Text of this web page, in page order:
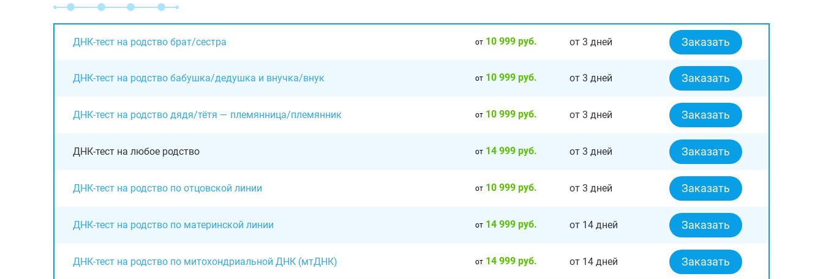
ДНК-тест на родство брат/сестра от10 999 руб. от 3 дней Заказать
ДНК-тест на родство бабушка/дедушка и внучка/внук от10 999 руб. от 3 дней Заказать
ДНК-тест на родство дядя/тётя — племянница/племянник от10 999 руб. от 3 дней Заказать
ДНК-тест на любое родство от14 999 руб. от 3 дней Заказать
ДНК-тест на родство по отцовской линии от10 999 руб. от 3 дней Заказать
ДНК-тест на родство по материнской линии от14 999 руб. от 14 дней Заказать
ДНК-тест на родство по митохондриальной ДНК (мтДНК) от14 999 руб. от 14 дней Заказать